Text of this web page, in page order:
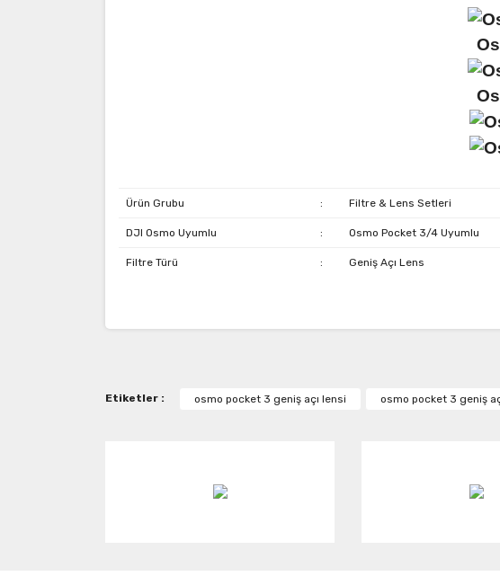
Ürün Grubu : Filtre & Lens Setleri
DJI Osmo Uyumlu : Osmo Pocket 3/4 Uyumlu
Filtre Türü : Geniş Açı Lens
Bu ürüne benzer farklı alternatifler olmalı.
Etiketler : osmo pocket 3 geniş açı lensi osmo pocket 3 geniş